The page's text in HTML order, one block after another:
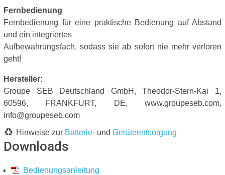
Fernbedienung
Fernbedienung für eine praktische Bedienung auf Abstand
und ein integriertes
Aufbewahrungsfach, sodass sie ab sofort nie mehr verloren
geht!
Hersteller:
Groupe SEB Deutschland GmbH, Theodor-Stern-Kai 1,
60596, FRANKFURT, DE, www.groupeseb.com,
info@groupeseb.com
Hinweise zur Batterie- und Geräteentsorgung
Downloads
Bedienungsanleitung